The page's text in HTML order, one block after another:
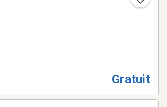
Gratuit